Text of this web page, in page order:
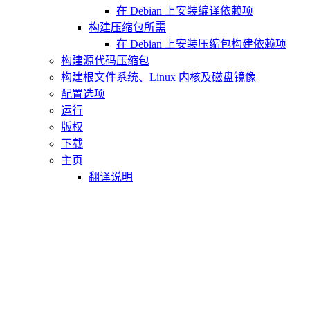
在 Debian 上安装编译依赖项
构建压缩包所需
在 Debian 上安装压缩包构建依赖项
构建源代码压缩包
构建根文件系统、Linux 内核及磁盘镜像
配置选项
运行
版权
下载
主页
翻译说明